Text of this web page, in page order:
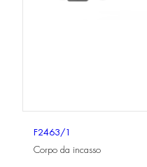
F2463/1
Corpo da incasso